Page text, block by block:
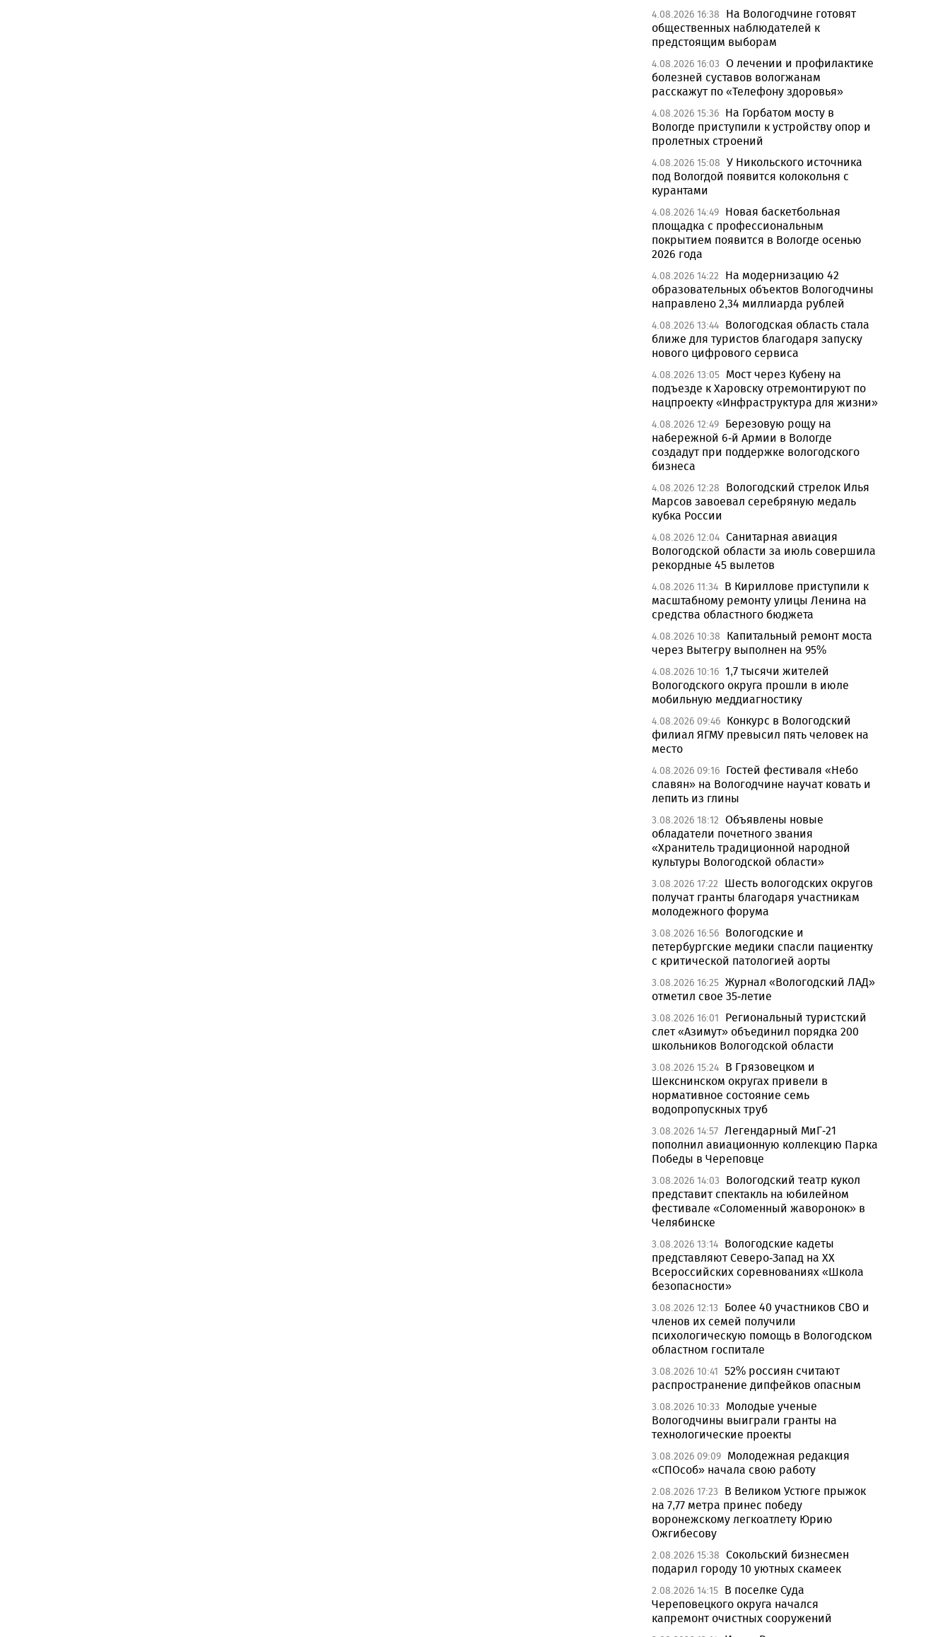
4.08.2026 16:38
На Вологодчине готовят
общественных наблюдателей к
предстоящим выборам
4.08.2026 16:03 О лечении и профилактике
болезней суставов вологжанам
расскажут по «Телефону здоровья»
4.08.2026 15:36 На Горбатом мосту в
Вологде приступили к устройству опор и
пролетных строений
4.08.2026 15:08 У Никольского источника
под Вологдой появится колокольня с
курантами
4.08.2026 14:49 Новая баскетбольная
площадка с профессиональным
покрытием появится в Вологде осенью
2026 года
4.08.2026 14:22
На модернизацию 42
образовательных объектов Вологодчины
направлено 2,34 миллиарда рублей
4.08.2026 13:44 Вологодская область стала
ближе для туристов благодаря запуску
нового цифрового сервиса
4.08.2026 13:05 Мост через Кубену на
подъезде к Харовску отремонтируют по
нацпроекту «Инфраструктура для жизни»
4.08.2026 12:49 Березовую рощу на
набережной 6-й Армии в Вологде
создадут при поддержке вологодского
бизнеса
4.08.2026 12:28
Вологодский стрелок Илья
Марсов завоевал серебряную медаль
кубка России
4.08.2026 12:04 Санитарная авиация
Вологодской области за июль совершила
рекордные 45 вылетов
4.08.2026 11:34 В Кириллове приступили к
масштабному ремонту улицы Ленина на
средства областного бюджета
4.08.2026 10:38
Капитальный ремонт моста
через Вытегру выполнен на 95%
4.08.2026 10:16 1,7 тысячи жителей
Вологодского округа прошли в июле
мобильную меддиагностику
4.08.2026 09:46 Конкурс в Вологодский
филиал ЯГМУ превысил пять человек на
место
4.08.2026 09:16 Гостей фестиваля «Небо
славян» на Вологодчине научат ковать и
лепить из глины
3.08.2026 18:12 Объявлены новые
обладатели почетного звания
«Хранитель традиционной народной
культуры Вологодской области»
3.08.2026 17:22
Шесть вологодских округов
получат гранты благодаря участникам
молодежного форума
3.08.2026 16:56 Вологодские и
петербургские медики спасли пациентку
с критической патологией аорты
3.08.2026 16:25 Журнал «Вологодский ЛАД»
отметил свое 35-летие
3.08.2026 16:01
Региональный туристский
слет «Азимут» объединил порядка 200
школьников Вологодской области
3.08.2026 15:24 В Грязовецком и
Шекснинском округах привели в
нормативное состояние семь
водопропускных труб
3.08.2026 14:57 Легендарный МиГ-21
пополнил авиационную коллекцию Парка
Победы в Череповце
3.08.2026 14:03
Вологодский театр кукол
представит спектакль на юбилейном
фестивале «Соломенный жаворонок» в
Челябинске
3.08.2026 13:14 Вологодские кадеты
представляют Северо-Запад на XX
Всероссийских соревнованиях «Школа
безопасности»
3.08.2026 12:13
Более 40 участников СВО и
членов их семей получили
психологическую помощь в Вологодском
областном госпитале
3.08.2026 10:41 52% россиян считают
распространение дипфейков опасным
3.08.2026 10:33
Молодые ученые
Вологодчины выиграли гранты на
технологические проекты
3.08.2026 09:09 Молодежная редакция
«СПОсоб» начала свою работу
2.08.2026 17:23
В Великом Устюге прыжок
на 7,77 метра принес победу
воронежскому легкоатлету Юрию
Ожгибесову
2.08.2026 15:38 Сокольский бизнесмен
подарил городу 10 уютных скамеек
2.08.2026 14:15 В поселке Суда
Череповецкого округа начался
капремонт очистных сооружений